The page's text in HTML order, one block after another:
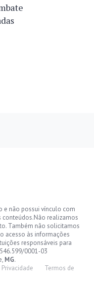
e não possui vínculo com
conteúdos.Não realizamos
Também não solicitamos
acesso às informações
responsáveis para
0001-03
MG.
Privacidade
Termos de